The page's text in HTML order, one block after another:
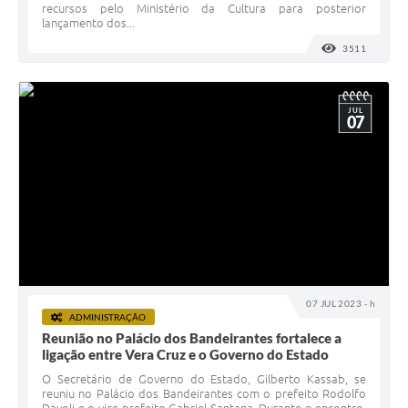
recursos pelo Ministério da Cultura para posterior
lançamento dos...
3511
07 JUL 2023 - h
JUL
07
ADMINISTRAÇÃO
Reunião no Palácio dos Bandeirantes fortalece a
ligação entre Vera Cruz e o Governo do Estado
O Secretário de Governo do Estado, Gilberto Kassab, se
reuniu no Palácio dos Bandeirantes com o prefeito Rodolfo